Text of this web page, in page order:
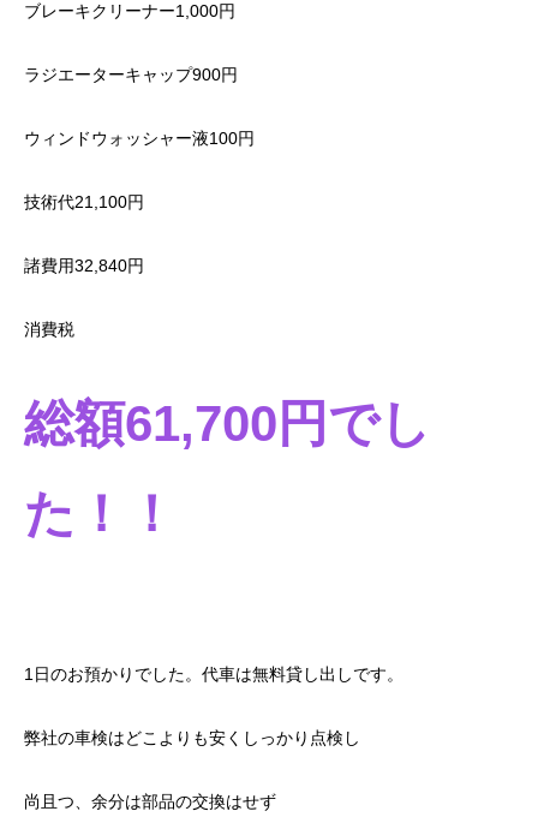
ブレーキクリーナー1,000円
ラジエーターキャップ900円
ウィンドウォッシャー液100円
技術代21,100円
諸費用32,840円
消費税
総額61,700円でし
た！！
1日のお預かりでした。代車は無料貸し出しです。
弊社の車検はどこよりも安くしっかり点検し
尚且つ、余分は部品の交換はせず